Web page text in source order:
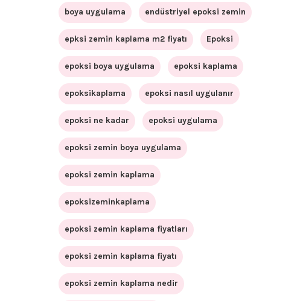
boya uygulama endüstriyel epoksi zemin
epksi zemin kaplama m2 fiyatı Epoksi
epoksi boya uygulama epoksi kaplama
epoksikaplama epoksi nasıl uygulanır
epoksi ne kadar epoksi uygulama
epoksi zemin boya uygulama
epoksi zemin kaplama
epoksizeminkaplama
epoksi zemin kaplama fiyatları
epoksi zemin kaplama fiyatı
epoksi zemin kaplama nedir